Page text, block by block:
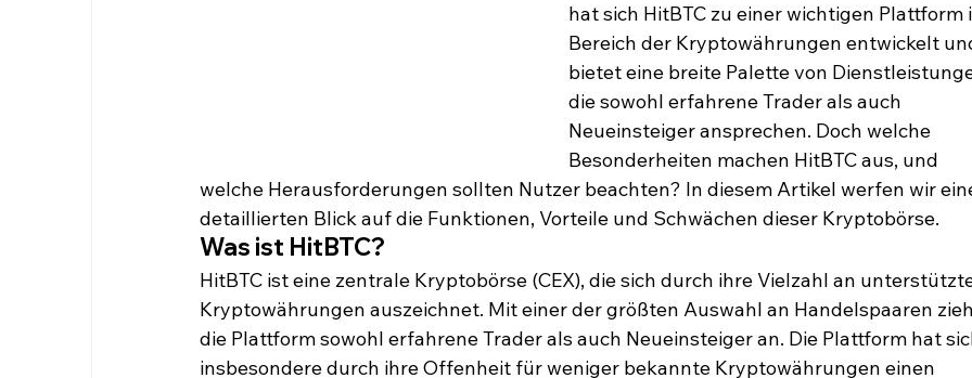
hat sich HitBTC zu einer wichtigen Plattform
Bereich der Kryptowährungen entwickelt
bietet eine breite Palette von
die sowohl erfahrene Trader als auch
Neueinsteiger ansprechen. Doch welche
Besonderheiten machen HitBTC aus, und
welche Herausforderungen sollten Nutzer beachten? In diesem Artikel werfen wir
detaillierten Blick auf die Funktionen, Vorteile und Schwächen dieser Kryptobörse.
Was ist HitBTC?
HitBTC ist eine zentrale Kryptobörse (CEX), die sich durch ihre Vielzahl an
Kryptowährungen auszeichnet. Mit einer der größten Auswahl an Handelspaaren
die Plattform sowohl erfahrene Trader als auch Neueinsteiger an. Die Plattform hat
insbesondere durch ihre Offenheit für weniger bekannte Kryptowährungen einen